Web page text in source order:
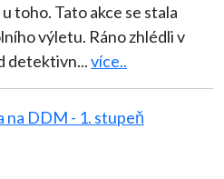
toho. Tato akce se stala
výletu. Ráno zhlédli v
detektivn...více..